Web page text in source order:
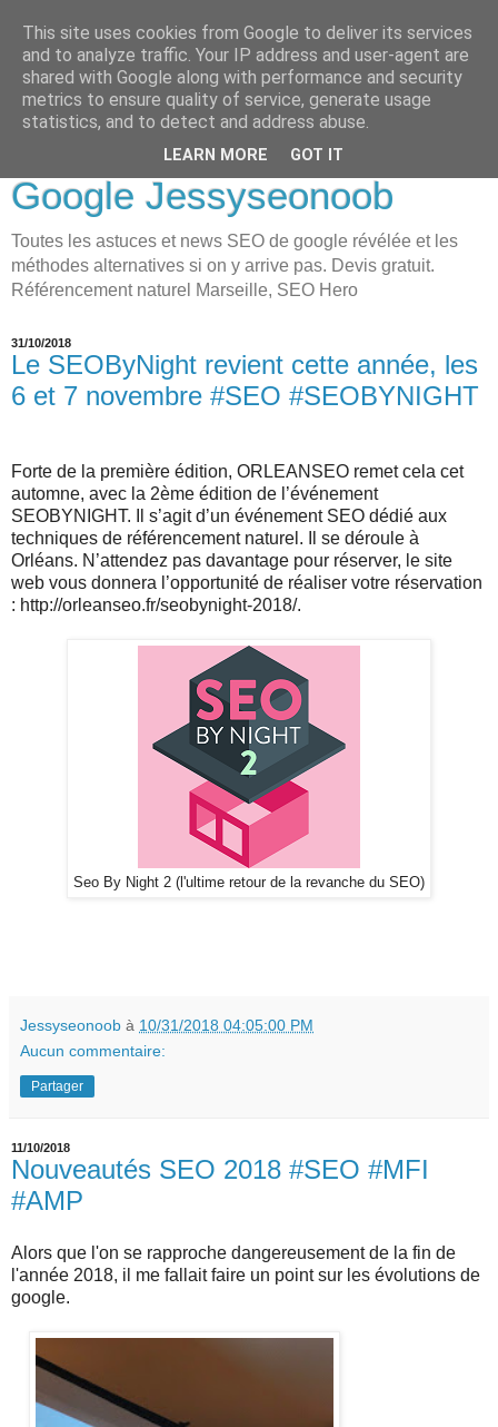
LOVE-MOI
Seo Holistique, Consultant
SEO Marseille visibilité
Google Jessyseonoob
Toutes les astuces et news SEO de google révélée et les
méthodes alternatives si on y arrive pas. Devis gratuit.
Référencement naturel Marseille, SEO Hero
31/10/2018
Le SEOByNight revient cette année, les
6 et 7 novembre #SEO #SEOBYNIGHT
Forte de la première édition, ORLEANSEO remet cela cet
automne, avec la 2ème édition de l’événement
SEOBYNIGHT. Il s’agit d’un événement SEO dédié aux
techniques de référencement naturel. Il se déroule à
Orléans. N’attendez pas davantage pour réserver, le site
web vous donnera l’opportunité de réaliser votre réservation
: http://orleanseo.fr/seobynight-2018/.
Seo By Night 2 (l'ultime retour de la revanche du SEO)
Jessyseonoob à 10/31/2018 04:05:00 PM
Aucun commentaire:
Partager
11/10/2018
Nouveautés SEO 2018 #SEO #MFI
#AMP
Alors que l'on se rapproche dangereusement de la fin de
l'année 2018, il me fallait faire un point sur les évolutions de
google.
This site uses cookies from Google to deliver its services
and to analyze traffic. Your IP address and user-agent are
shared with Google along with performance and security
metrics to ensure quality of service, generate usage
statistics, and to detect and address abuse.
LEARN MORE GOT IT